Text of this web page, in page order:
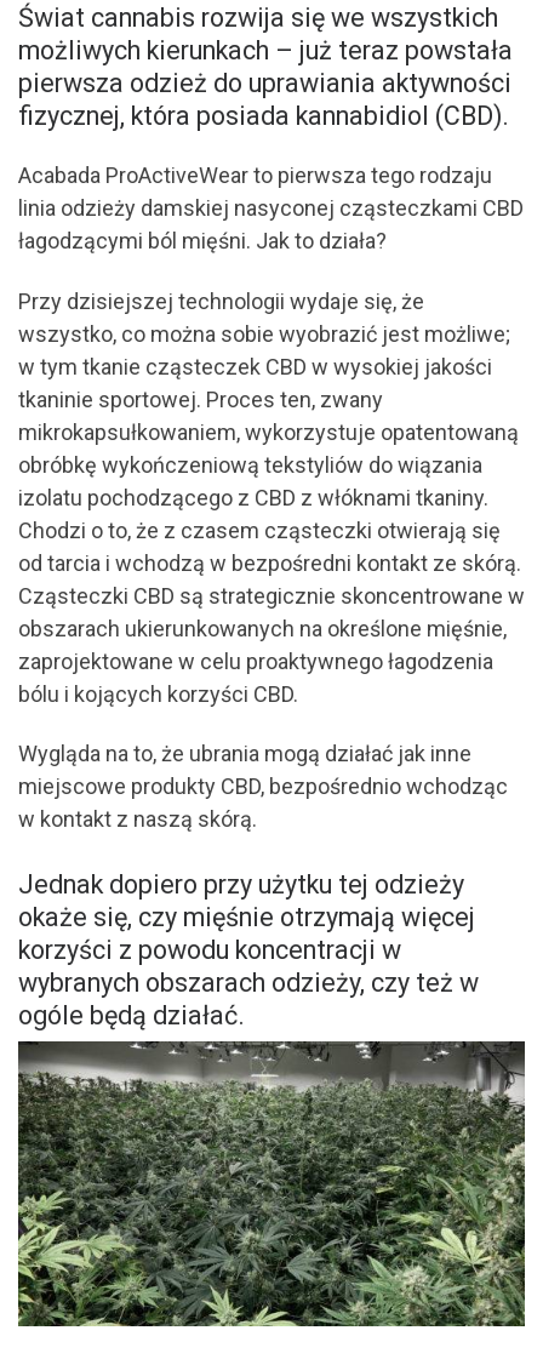
Świat cannabis rozwija się we wszystkich
możliwych kierunkach – już teraz powstała
pierwsza odzież do uprawiania aktywności
fizycznej, która posiada kannabidiol (CBD).
Acabada ProActiveWear to pierwsza tego rodzaju
linia odzieży damskiej nasyconej cząsteczkami CBD
łagodzącymi ból mięśni. Jak to działa?
Przy dzisiejszej technologii wydaje się, że
wszystko, co można sobie wyobrazić jest możliwe;
w tym tkanie cząsteczek CBD w wysokiej jakości
tkaninie sportowej. Proces ten, zwany
mikrokapsułkowaniem, wykorzystuje opatentowaną
obróbkę wykończeniową tekstyliów do wiązania
izolatu pochodzącego z CBD z włóknami tkaniny.
Chodzi o to, że z czasem cząsteczki otwierają się
od tarcia i wchodzą w bezpośredni kontakt ze skórą.
Cząsteczki CBD są strategicznie skoncentrowane w
obszarach ukierunkowanych na określone mięśnie,
zaprojektowane w celu proaktywnego łagodzenia
bólu i kojących korzyści CBD.
Wygląda na to, że ubrania mogą działać jak inne
miejscowe produkty CBD, bezpośrednio wchodząc
w kontakt z naszą skórą.
Jednak dopiero przy użytku tej odzieży
okaże się, czy mięśnie otrzymają więcej
korzyści z powodu koncentracji w
wybranych obszarach odzieży, czy też w
ogóle będą działać.